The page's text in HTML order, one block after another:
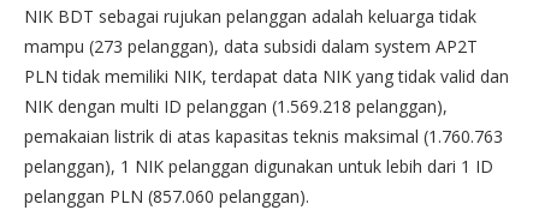
NIK BDT sebagai rujukan pelanggan adalah keluarga tidak
mampu (273 pelanggan), data subsidi dalam system AP2T
PLN tidak memiliki NIK, terdapat data NIK yang tidak valid dan
NIK dengan multi ID pelanggan (1.569.218 pelanggan),
pemakaian listrik di atas kapasitas teknis maksimal (1.760.763
pelanggan), 1 NIK pelanggan digunakan untuk lebih dari 1 ID
pelanggan PLN (857.060 pelanggan).